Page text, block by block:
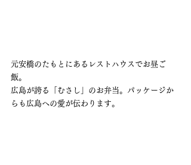
元安橋のたもとにあるレストハウスでお昼ご
飯。
広島が誇る「むさし」のお弁当。パッケージか
らも広島への愛が伝わります。